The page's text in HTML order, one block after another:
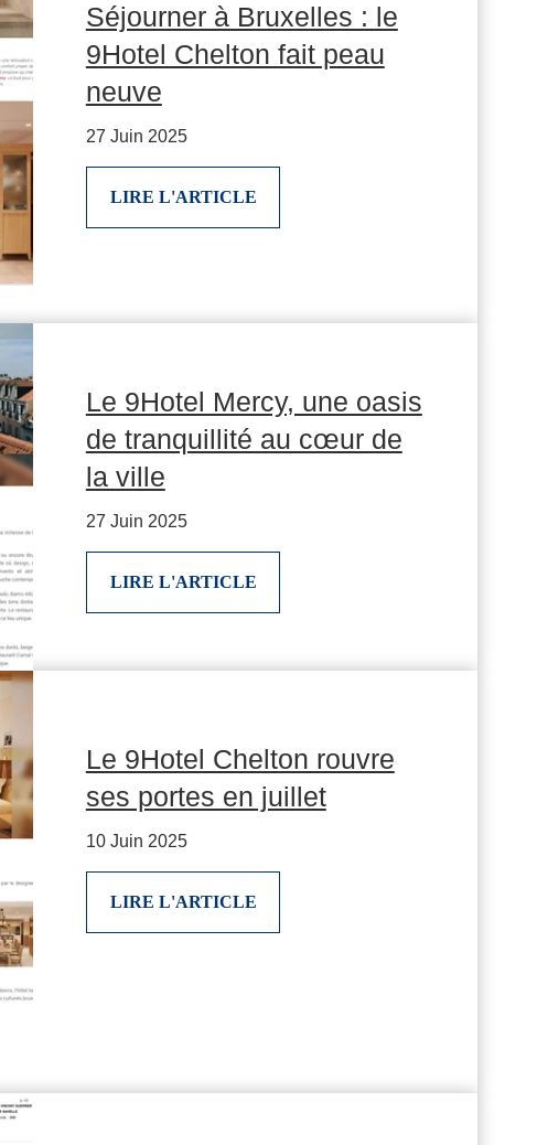
Séjourner à Bruxelles : le
9Hotel Chelton fait peau
neuve
27 Juin 2025
LIRE L'ARTICLE
Le 9Hotel Mercy, une oasis
de tranquillité au cœur de
la ville
27 Juin 2025
LIRE L'ARTICLE
Le 9Hotel Chelton rouvre
ses portes en juillet
10 Juin 2025
LIRE L'ARTICLE